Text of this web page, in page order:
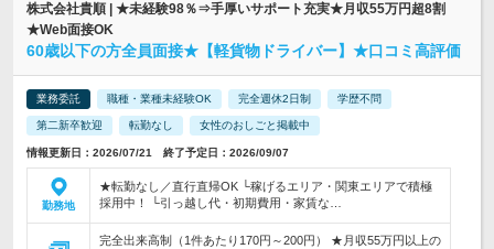
株式会社貴順 | ★未経験98％⇒手厚いサポート充実★月収55万円超8割
★Web面接OK
60歳以下の方全員面接★【軽貨物ドライバー】★口コミ高評価
業務委託 職種・業種未経験OK 完全週休2日制 学歴不問
第二新卒歓迎 転勤なし 女性のおしごと掲載中
情報更新日：2026/07/21 終了予定日：2026/09/07
勤務地
★転勤なし／直行直帰OK └稼げるエリア・関東エリアで積極
採用中！ └引っ越し代・初期費用・家賃な…
完全出来高制（1件あたり170円～200円） ★月収55万円以上の